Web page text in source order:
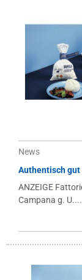
News
Authentisch gut
ANZEIGE
Campana g. U....